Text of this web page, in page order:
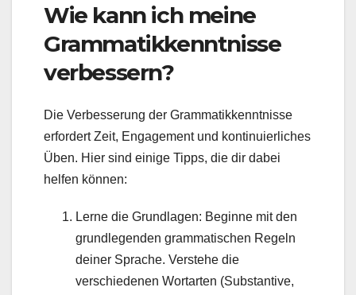
Wie kann ich meine
Grammatikkenntnisse
verbessern?
Die Verbesserung der Grammatikkenntnisse
erfordert Zeit, Engagement und kontinuierliches
Üben. Hier sind einige Tipps, die dir dabei
helfen können:
Lerne die Grundlagen: Beginne mit den
grundlegenden grammatischen Regeln
deiner Sprache. Verstehe die
verschiedenen Wortarten (Substantive,